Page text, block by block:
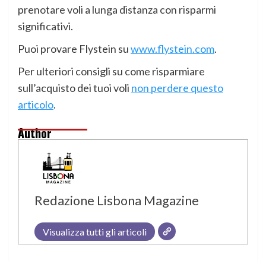
prenotare voli a lunga distanza con risparmi
significativi.
Puoi provare Flystein suwww.flystein.com.
Per ulteriori consigli su come risparmiare
sull’acquisto dei tuoi voli non perdere questo
articolo.
Author
Redazione Lisbona Magazine
Visualizza tutti gli articoli